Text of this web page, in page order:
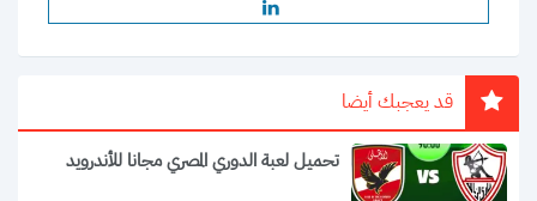
قد يعجبك أيضا
تحميل لعبة الدوري المصري مجانا للأندرويد